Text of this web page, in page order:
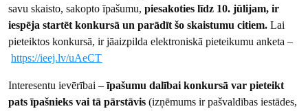
savu skaisto, sakopto īpašumu,piesakoties līdz 10. jūlijam, ir
iespēja startēt konkursā un parādīt šo skaistumu citiem. Lai
pieteiktos konkursā, ir jāaizpilda elektroniskā pieteikumu anketa –
https://ieej.lv/uAeCT
Interesentu ievērībai –īpašumu dalībai konkursā var pieteikt
pats īpašnieks vai tā pārstāvis (izņēmums ir pašvaldības iestādes,